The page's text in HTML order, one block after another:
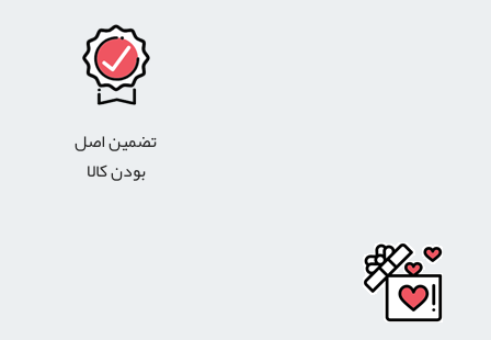
تضمین اصل
بودن کالا